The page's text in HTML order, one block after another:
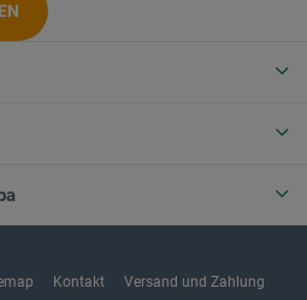
Kontakt Versand und Zahlung